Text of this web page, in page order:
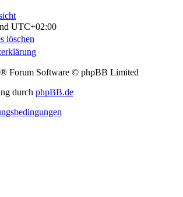
UTC+02:00
löschen
® Forum Software © phpBB Limited
durch phpBB.de